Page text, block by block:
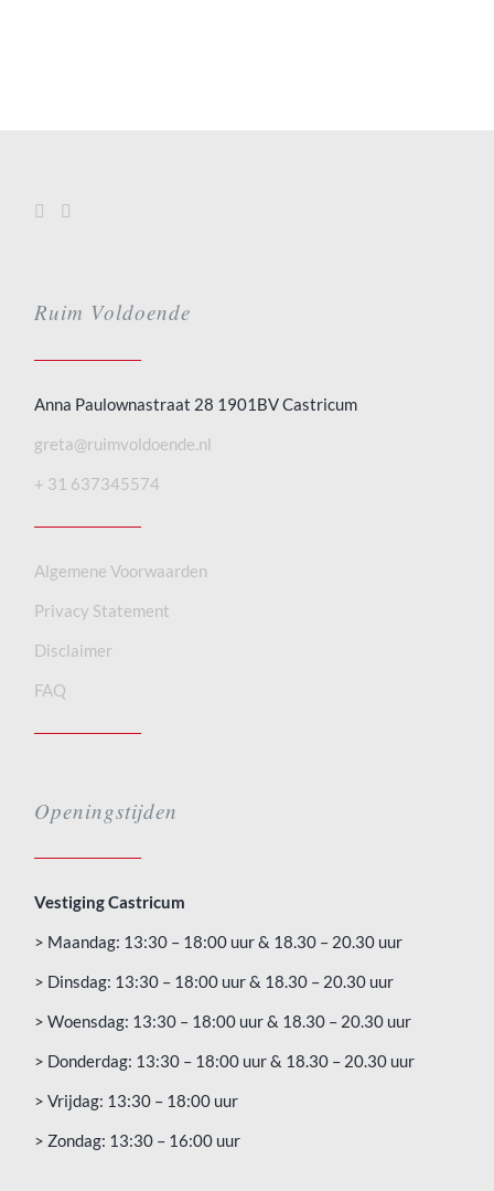
Ruim Voldoende
Anna Paulownastraat 28 1901BV Castricum
greta@ruimvoldoende.nl
+ 31 637345574
Algemene Voorwaarden
Privacy Statement
Disclaimer
FAQ
Openingstijden
Vestiging Castricum
> Maandag: 13:30 – 18:00 uur & 18.30 – 20.30 uur
> Dinsdag: 13:30 – 18:00 uur & 18.30 – 20.30 uur
> Woensdag: 13:30 – 18:00 uur & 18.30 – 20.30 uur
> Donderdag: 13:30 – 18:00 uur & 18.30 – 20.30 uur
> Vrijdag: 13:30 – 18:00 uur
> Zondag: 13:30 – 16:00 uur